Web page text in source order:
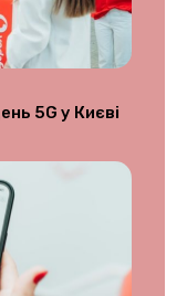
5G у Києві